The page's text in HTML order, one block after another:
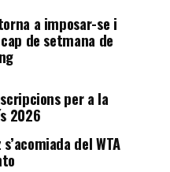
a imposar-se i
de setmana de
per a la
2026
del WTA